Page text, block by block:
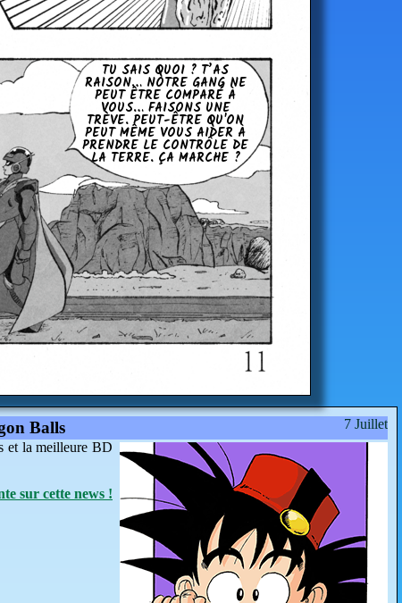
TU SAIS QUOI ? T’AS
RAISON… NOTRE GANG NE
PEUT ÊTRE COMPARÉ À
VOUS… FAISONS UNE
TRÈVE. PEUT-ÊTRE QU'ON
PEUT MÊME VOUS AIDER À
PRENDRE LE CON­TRÔLE DE
LA TERRE. ÇA MARCHE ?
7 Juillet
Balls
et la meilleure BD
sur cette news !